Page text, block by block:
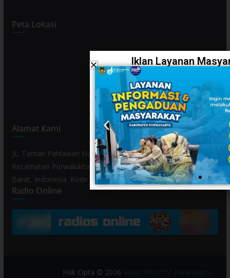
Peta Lokasi
Alamat Kami
JL. Taman Pahlawan No. 80, Kelurahan Purwamekar,
Kecamatan Purwakarta, Kabupaten Purwakarta, Provinsi Jawa
Barat, Indonesia. Kode Pos 41119.
Radio Online
Hak Cipta © 2026 Radio PRO FM Purwakarta.
Iklan Layanan